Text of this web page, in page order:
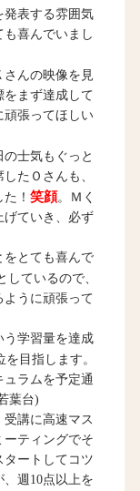
発表する雰囲気
喜んでいまし
さんの映像を見
をまず達成して
頑張ってほしい
の士気もぐっと
たＯさんも、
！ 笑顔。Ｍく
げていき、必ず
をとても喜んで
ているので、
ように頑張って
う学習量を達成
目指します。
ラムを予定通
葉台)
受講に高速マス
ーティングでそ
ートしてコツ
週10点以上を